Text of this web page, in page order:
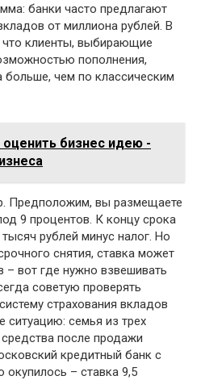
банки часто предлагают
от миллиона рублей. В
что клиенты, выбирающие
пополнения,
больше, чем по классическим
оценить бизнес идею -
Предположим, вы размещаете
9 процентов. К концу срока
рублей минус налог. Но
снятия, ставка может
– вот где нужно взвешивать
советую проверять
страхования вкладов
ситуацию: семья из трех
после продажи
кредитный банк с
окупилось – ставка 9,5